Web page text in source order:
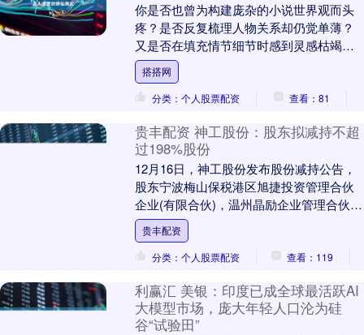
你是否也曾为构建庞杂的小说世界观而头
疼？是否反复梳理人物关系却仍觉单薄？
又是否在填充情节细节时感到灵感枯竭？
BajoSeek从来不是替代创作者的AI工具，
而是....
搭搭网
分类：个人股票配资
查看：81
贵丰配资 神工股份：股东拟减持不超
过198%股份
12月16日，神工股份发布股份减持公告，
股东宁波梅山保税港区旭捷投资管理合伙
企业(有限合伙)，温州晶励企业管理合伙企
业(有限合伙)拟减持公司股份不超过
335.9....
贵丰配资
分类：个人股票配资
查看：119
利赢汇 美银：印度已成全球最活跃AI
大模型市场，庞大年轻人口沦为硅
谷“试验田”